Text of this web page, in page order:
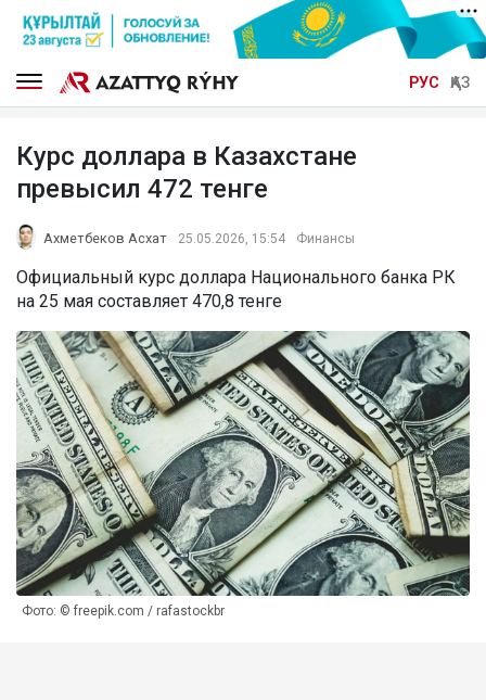
РУС ҚАЗ
Курс доллара в Казахстане
превысил 472 тенге
Ахметбеков Асхат 25.05.2026, 15:54 Финансы
Официальный курс доллара Национального банка РК
на 25 мая составляет 470,8 тенге
Фото: © freepik.com / rafastockbr